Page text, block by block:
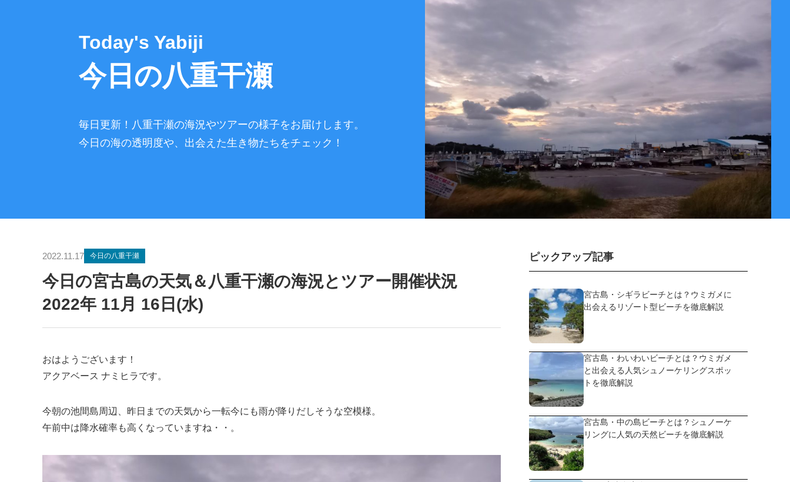
Today's Yabiji
今日の八重干瀬
毎日更新！八重干瀬の海況やツアーの様子をお届けします。
今日の海の透明度や、出会えた生き物たちをチェック！
2022.11.17 今日の八重干瀬
今日の宮古島の天気＆八重干瀬の海況とツアー開催状況
2022年 11月 16日(水)
おはようございます！
アクアベース ナミヒラです。
今朝の池間島周辺、昨日までの天気から一転今にも雨が降りだしそうな空模様。
午前中は降水確率も高くなっていますね・・。
ピックアップ記事
宮古島・シギラビーチとは？ウミガメに
出会えるリゾート型ビーチを徹底解説
宮古島・わいわいビーチとは？ウミガメ
と出会える人気シュノーケリングスポッ
トを徹底解説
宮古島・中の島ビーチとは？シュノーケ
リングに人気の天然ビーチを徹底解説